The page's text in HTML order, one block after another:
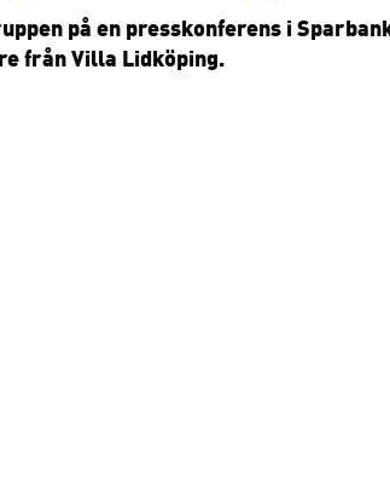
på en presskonferens i
från Villa Lidköping.